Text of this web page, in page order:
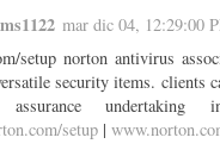
mar dic 04, 12:29:00
setup norton antivirus
security items. clients
assurance
setup |